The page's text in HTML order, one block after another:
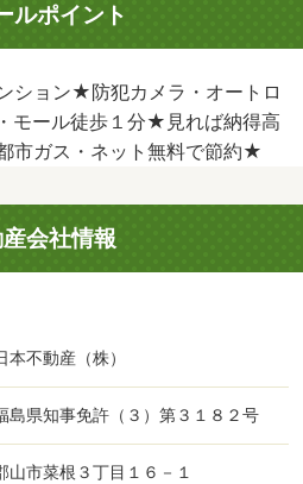
ルポイント
ション★防犯カメラ・オートロ
モール徒歩１分★見れば納得高
市ガス・ネット無料で節約★
会社情報
本不動産（株）
島県知事免許（３）第３１８２号
山市菜根３丁目１６－１